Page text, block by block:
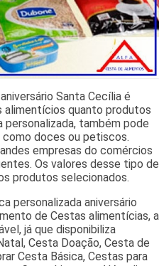
Santa Cecília é
quanto produtos
personalizada, também pode
doces ou petiscos.
empresas do comércios
Os valores desse tipo de
produtos selecionados.
personalizada aniversário
de Cestas alimentícias, a
já que disponibiliza
Cesta Doação, Cesta de
Cesta Básica, Cestas para